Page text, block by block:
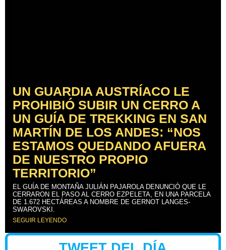
UN GUARDIA AUSTRÍACO LE
PROHIBIÓ SUBIR UN CERRO A
UN GUÍA DE TREKKING EN SAN
MARTÍN DE LOS ANDES: “NOS
ESTAMOS QUEDANDO AFUERA
DE NUESTRO PROPIO
TERRITORIO”
EL GUÍA DE MONTAÑA JULIÁN PAJAROLA DENUNCIÓ QUE LE
CERRARON EL PASO AL CERRO EZPELETA, EN UNA PARCELA
DE 1.672 HECTÁREAS A NOMBRE DE GERNOT LANGES-
SWAROVSKI.
SEGUIR LEYENDO